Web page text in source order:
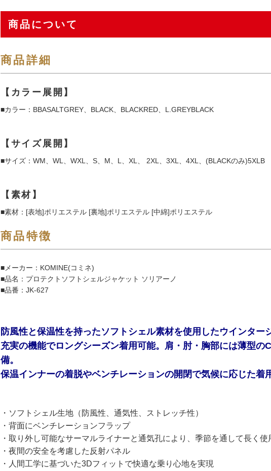
商品について
商品詳細
【カラー展開】
■カラー：BBASALTGREY、BLACK、BLACKRED、L.GREYBLACK
【サイズ展開】
■サイズ：WM、WL、WXL、S、M、L、XL、 2XL、3XL、4XL、(BLACKのみ)5XLB
【素材】
■素材：[表地]ポリエステル [裏地]ポリエステル [中綿]ポリエステル
商品特徴
■メーカー：KOMINE(コミネ)
■品名：プロテクトソフトシェルジャケット ソリアーノ
■品番：JK-627
防風性と保温性を持ったソフトシェル素材を使用したウインター
充実の機能でロングシーズン着用可能。肩・肘・胸部には薄型
備。
保温インナーの着脱やベンチレーションの開閉で気候に応じた着
・ソフトシェル生地（防風性、通気性、ストレッチ性）
・背面にベンチレーションフラップ
・取り外し可能なサーマルライナーと通気孔により、季節を通して長く使
・夜間の安全を考慮した反射パネル
・人間工学に基づいた3Dフィットで快適な乗り心地を実現